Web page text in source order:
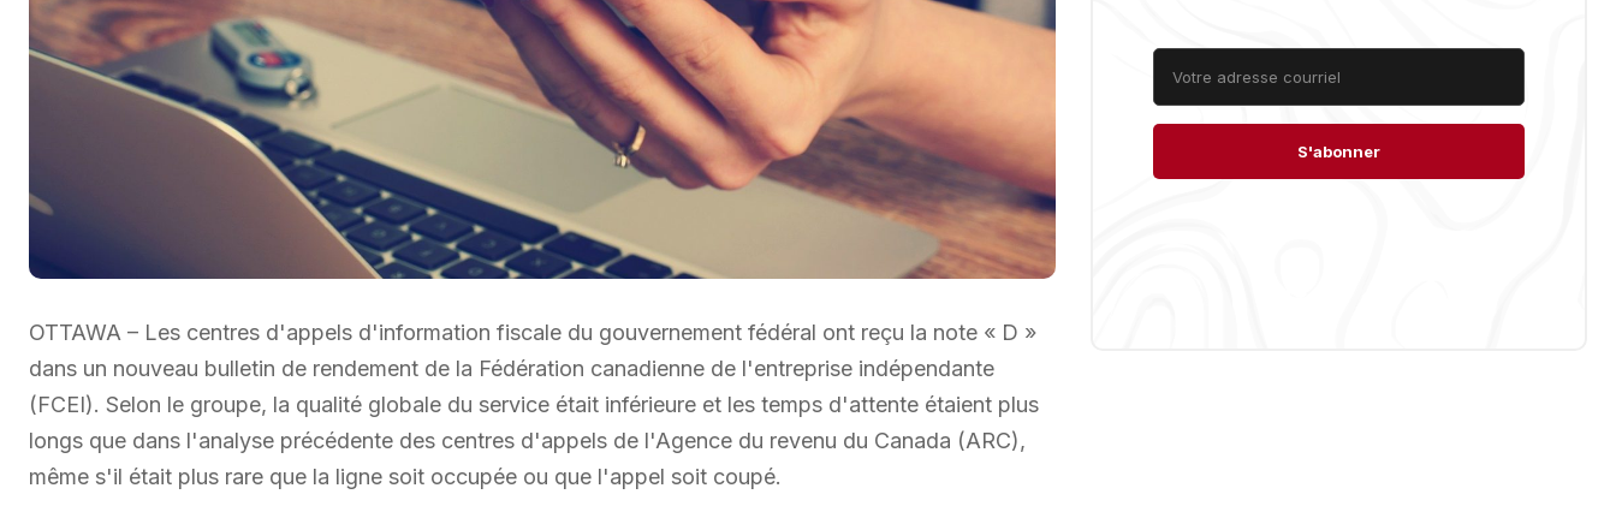
OTTAWA – Les centres d'appels d'information fiscale du gouvernement fédéral ont reçu la note « D »
dans un nouveau bulletin de rendement de la Fédération canadienne de l'entreprise indépendante
(FCEI). Selon le groupe, la qualité globale du service était inférieure et les temps d'attente étaient plus
longs que dans l'analyse précédente des centres d'appels de l'Agence du revenu du Canada (ARC),
même s'il était plus rare que la ligne soit occupée ou que l'appel soit coupé.